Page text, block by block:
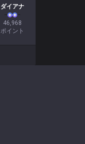
ダイアナ
46,968
ポイント